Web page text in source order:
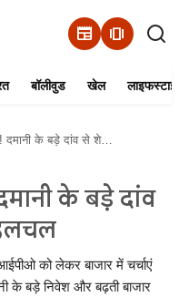
newspaper amp_stories
बॉलीवुड खेल
दांव से शेयर बाजार में मची हलचल
के बड़े दांव
को लेकर बाजार में चर्चाएं
के बड़े निवेश और बढ़ती बाजार